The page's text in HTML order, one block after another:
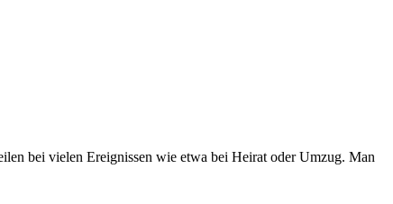
bei vielen Ereignissen wie etwa bei Heirat oder Umzug. Man